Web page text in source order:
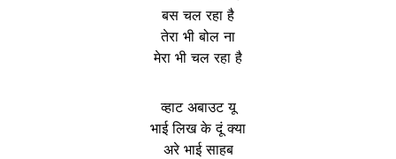
बस चल रहा है
तेरा भी बोल ना
मेरा भी चल रहा है
व्हाट अबाउट यू
भाई लिख के दूं क्या
अरे भाई साहब